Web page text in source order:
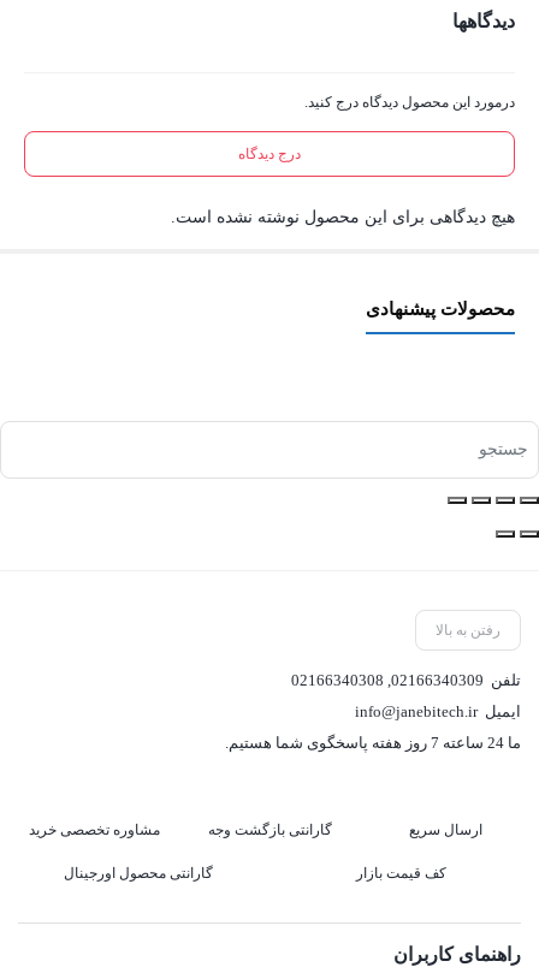
دیدگاهها
درمورد این محصول دیدگاه درج کنید.
درج دیدگاه
هیچ دیدگاهی برای این محصول نوشته نشده است.
محصولات پیشنهادی
رفتن به بالا
تلفن 02166340309
,
02166340308
ایمیلinfo@janebitech.ir
ما 24 ساعته 7 روز هفته پاسخگوی شما هستیم.
ارسال سریع گارانتی بازگشت وجه مشاوره تخصصی خرید
کف قیمت بازار گارانتی محصول اورجینال
راهنمای کاربران